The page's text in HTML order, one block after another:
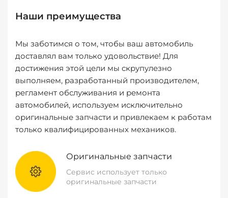
Наши преимущества
Мы заботимся о том, чтобы ваш автомобиль
доставлял вам только удовольствие! Для
достижения этой цели мы скрупулезно
выполняем, разработанный производителем,
регламент обслуживания и ремонта
автомобилей, используем исключительно
оригинальные запчасти и привлекаем к работам
только квалифицированных механиков.
Оригинальные запчасти
Сервис использует только
оригинальные запчасти